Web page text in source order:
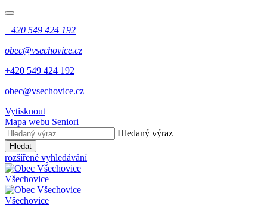
+420 549 424 192
obec@vsechovice.cz
+420 549 424 192
obec@vsechovice.cz
Vytisknout
Mapa webu Seniori
Hledaný výraz
Hledat
rozšířené vyhledávání
Všechovice
Všechovice